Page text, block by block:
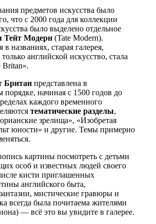
предметов искусства было
что с 2000 года для коллекции
было выделено отдельное
Тейт Модерн(Tate Modern).
в названиях, старая галерея,
английской искусство, стала
Britan».
Британпредставлена в
порядке, начиная с 1500 годов до
каждого временного
тематические разделы,
зрелища», «Изобретая
юности» и другие. Темы примерно
особ и известных людей своего
кисти приглашенных
английского быта,
мистические гравюры и
всегда была почитаема жителями
— всё это вы увидите в галерее.